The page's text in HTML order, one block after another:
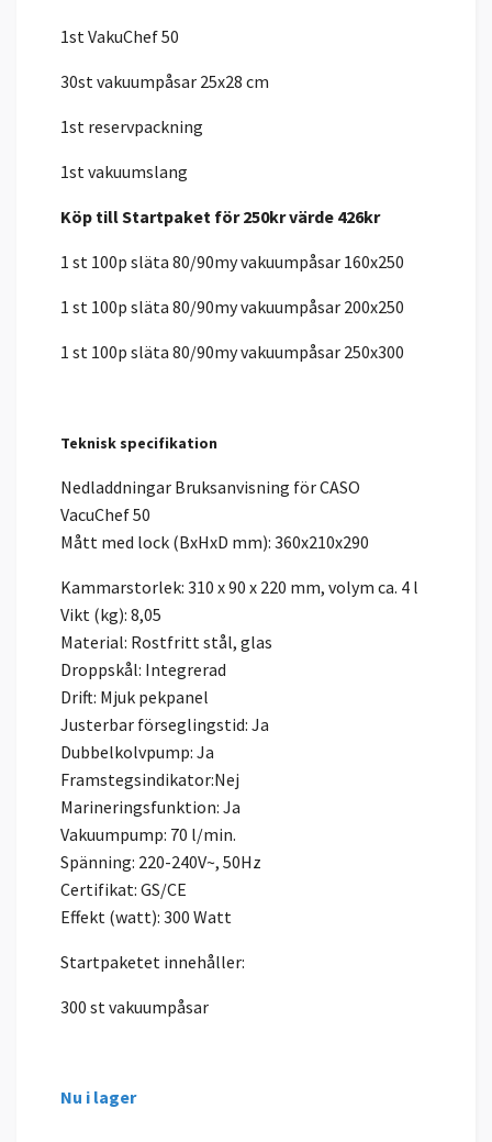
1st VakuChef 50
30st vakuumpåsar 25x28 cm
1st reservpackning
1st vakuumslang
Köp till Startpaket för 250kr värde 426kr
1 st 100p släta 80/90my vakuumpåsar 160x250
1 st 100p släta 80/90my vakuumpåsar 200x250
1 st 100p släta 80/90my vakuumpåsar 250x300
Teknisk specifikation
Nedladdningar Bruksanvisning för CASO
VacuChef 50
Mått med lock (BxHxD mm): 360x210x290
Kammarstorlek: 310 x 90 x 220 mm, volym ca. 4 l
Vikt (kg): 8,05
Material: Rostfritt stål, glas
Droppskål: Integrerad
Drift: Mjuk pekpanel
Justerbar förseglingstid: Ja
Dubbelkolvpump: Ja
Framstegsindikator:Nej
Marineringsfunktion: Ja
Vakuumpump: 70 l/min.
Spänning: 220-240V~, 50Hz
Certifikat: GS/CE
Effekt (watt): 300 Watt
Startpaketet innehåller:
300 st vakuumpåsar
Nu i lager